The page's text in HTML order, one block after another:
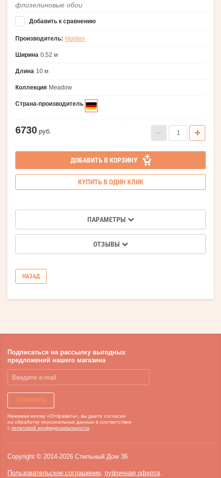
флизелиновые обои
Добавить к сравнению
Производитель: Holden
Ширина 0,52 м
Длина 10 м
Коллекция Meadow
Страна-производитель
6730 руб.
ДОБАВИТЬ В КОРЗИНУ
КУПИТЬ В ОДИН КЛИК
ПАРАМЕТРЫ
ОТЗЫВЫ
НАЗАД
Подписаться на рассылку выгодных
предложений нашего магазина
Нажимая кнопку «Отправить», вы даете согласие
на обработку персональных данных в соответствии
с политикой конфиденциальности
Copyright © 2014-2026 Стильный Дом 36
Пользовательское соглашение, публичная оферта.